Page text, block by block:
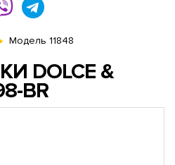
Модель 11848
DOLCE &
BR